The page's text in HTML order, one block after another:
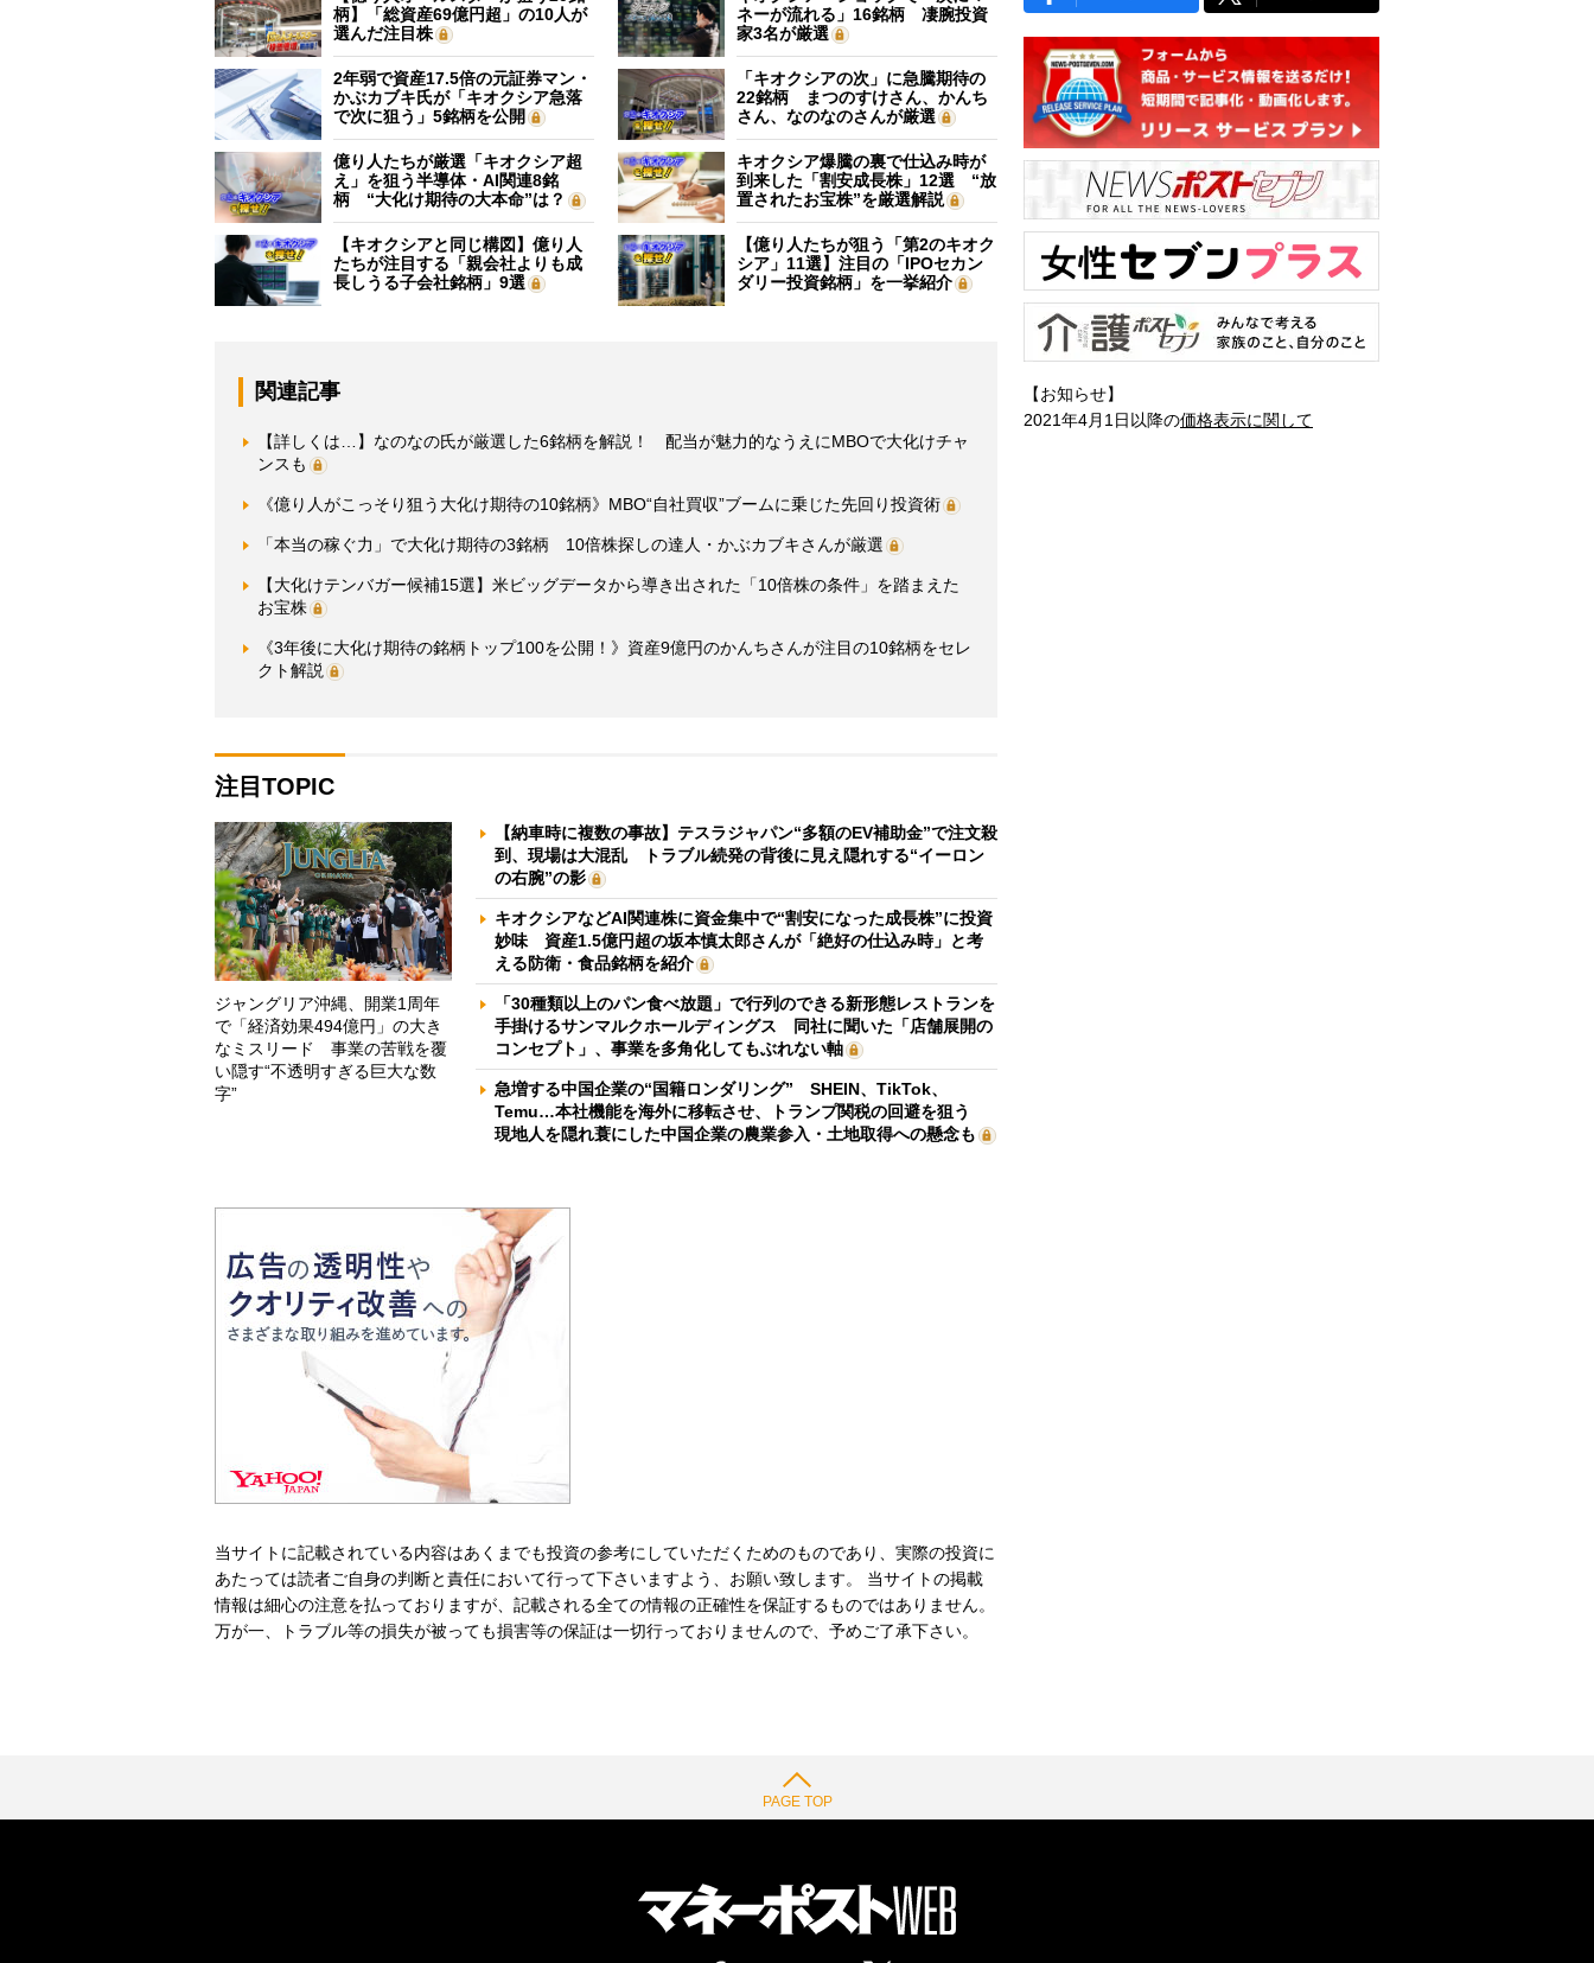
柄】「総資産69億円超」の10人が
選んだ注目株
ネーが流れる」16銘柄 凄腕投資
家3名が厳選
2年弱で資産17.5倍の元証券マン・
かぶカブキ氏が「キオクシア急落
で次に狙う」5銘柄を公開
「キオクシアの次」に急騰期待の
22銘柄 まつのすけさん、かんち
さん、なのなのさんが厳選
億り人たちが厳選「キオクシア超
え」を狙う半導体・AI関連8銘
柄 “大化け期待の大本命”は？
キオクシア爆騰の裏で仕込み時が
到来した「割安成長株」12選 “放
置されたお宝株”を厳選解説
【キオクシアと同じ構図】億り人
たちが注目する「親会社よりも成
長しうる子会社銘柄」9選
【億り人たちが狙う「第2のキオク
シア」11選】注目の「IPOセカン
ダリー投資銘柄」を一挙紹介
関連記事
【詳しくは…】なのなの氏が厳選した6銘柄を解説！ 配当が魅力的なうえにMBOで大化けチャ
ンスも
《億り人がこっそり狙う大化け期待の10銘柄》MBO“自社買収”ブームに乗じた先回り投資術
「本当の稼ぐ力」で大化け期待の3銘柄 10倍株探しの達人・かぶカブキさんが厳選
【大化けテンバガー候補15選】米ビッグデータから導き出された「10倍株の条件」を踏まえた
お宝株
《3年後に大化け期待の銘柄トップ100を公開！》資産9億円のかんちさんが注目の10銘柄をセレ
クト解説
注目TOPIC
ジャングリア沖縄、開業1周年
で「経済効果494億円」の大き
なミスリード 事業の苦戦を覆
い隠す“不透明すぎる巨大な数
字”
【納車時に複数の事故】テスラジャパン“多額のEV補助金”で注文殺
到、現場は大混乱 トラブル続発の背後に見え隠れする“イーロン
の右腕”の影
キオクシアなどAI関連株に資金集中で“割安になった成長株”に投資
妙味 資産1.5億円超の坂本慎太郎さんが「絶好の仕込み時」と考
える防衛・食品銘柄を紹介
「30種類以上のパン食べ放題」で行列のできる新形態レストランを
手掛けるサンマルクホールディングス 同社に聞いた「店舗展開の
コンセプト」、事業を多角化してもぶれない軸
急増する中国企業の“国籍ロンダリング” SHEIN、TikTok、
Temu…本社機能を海外に移転させ、トランプ関税の回避を狙う
現地人を隠れ蓑にした中国企業の農業参入・土地取得への懸念も
当サイトに記載されている内容はあくまでも投資の参考にしていただくためのものであり、実際の投資に
あたっては読者ご自身の判断と責任において行って下さいますよう、お願い致します。 当サイトの掲載
情報は細心の注意を払っておりますが、記載される全ての情報の正確性を保証するものではありません。
万が一、トラブル等の損失が被っても損害等の保証は一切行っておりませんので、予めご了承下さい。
【お知らせ】
2021年4月1日以降の価格表示に関して
PAGE TOP